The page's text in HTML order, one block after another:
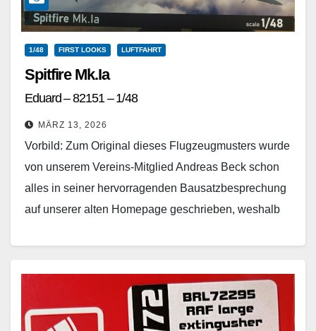
1/48 FIRST LOOKS LUFTFAHRT
Spitfire Mk.Ia
Eduard – 82151 – 1/48
MÄRZ 13, 2026
Vorbild: Zum Original dieses Flugzeugmusters wurde
von unserem Vereins-Mitglied Andreas Beck schon
alles in seiner hervorragenden Bausatzbesprechung
auf unserer alten Homepage geschrieben, weshalb